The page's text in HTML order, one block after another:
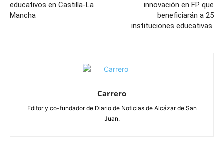
educativos en Castilla-La
Mancha
innovación en FP que
beneficiarán a 25
instituciones educativas.
Carrero
Editor y co-fundador de Diario de Noticias de Alcázar de San
Juan.